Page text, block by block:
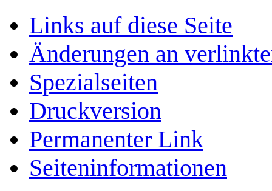
Links auf diese Seite
Änderungen an
Spezialseiten
Druckversion
Permanenter Link
Seiten­­informationen